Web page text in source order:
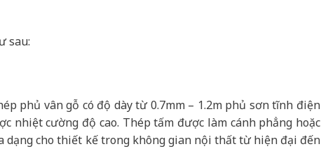
sau:
phủ vân gỗ có độ dày từ 0.7mm – 1.2m phủ sơn tĩnh điện
nhiệt cường độ cao. Thép tấm được làm cánh phẳng hoặc
dạng cho thiết kế trong không gian nội thất từ hiện đại đến